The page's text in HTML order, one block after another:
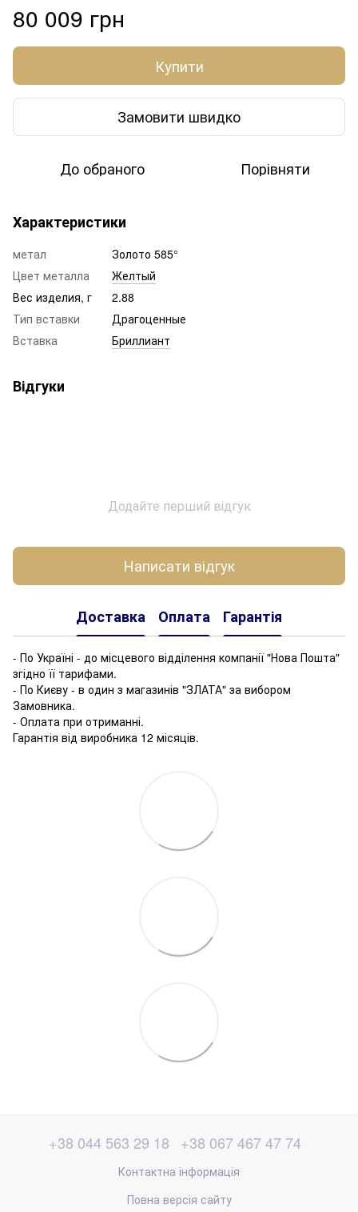
80 009 грн
Купити
Замовити швидко
До обраного Порівняти
Характеристики
метал
Золото 585°
Цвет металла
Желтый
Вес изделия, г
2.88
Тип вставки
Драгоценные
Вставка
Бриллиант
Відгуки
Додайте перший відгук
Написати відгук
Доставка Оплата Гарантія
- По Україні - до місцевого відділення компанії "Нова Пошта"
згідно її тарифами.
- По Києву - в один з магазинів "ЗЛАТА" за вибором
Замовника.
- Оплата при отриманні.
Гарантія від виробника 12 місяців.
+38 044 563 29 18 +38 067 467 47 74
Контактна інформація
Повна версія сайту